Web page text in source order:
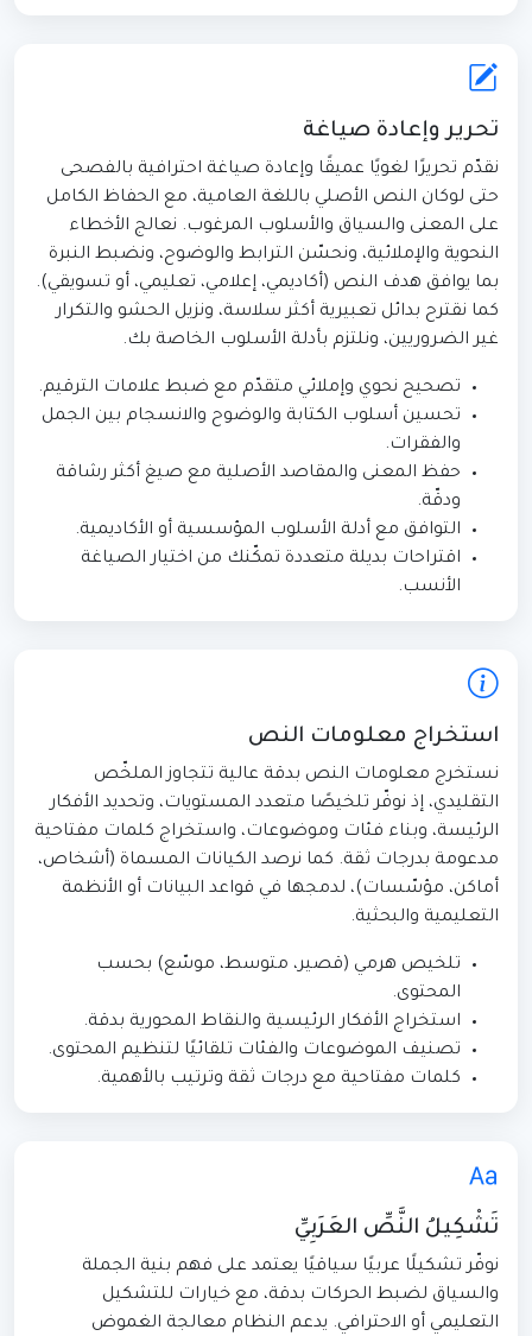
تحرير وإعادة صياغة
نقدّم تحريرًا لغويًا عميقًا وإعادة صياغة احترافية بالفصحى
حتى لوكان النص الأصلي باللغة العامية، مع الحفاظ الكامل
على المعنى والسياق والأسلوب المرغوب. نعالج الأخطاء
النحوية والإملائية، ونحسّن الترابط والوضوح، ونضبط النبرة
بما يوافق هدف النص (أكاديمي، إعلامي، تعليمي، أو تسويقي).
كما نقترح بدائل تعبيرية أكثر سلاسة، ونزيل الحشو والتكرار
غير الضروريين، ونلتزم بأدلة الأسلوب الخاصة بك.
تصحيح نحوي وإملائي متقدّم مع ضبط علامات الترقيم.
تحسين أسلوب الكتابة والوضوح والانسجام بين الجمل
والفقرات.
حفظ المعنى والمقاصد الأصلية مع صيغ أكثر رشاقة
ودقّة.
التوافق مع أدلة الأسلوب المؤسسية أو الأكاديمية.
اقتراحات بديلة متعددة تمكّنك من اختيار الصياغة
الأنسب.
استخراج معلومات النص
نستخرج معلومات النص بدقة عالية تتجاوز الملخّص
التقليدي، إذ نوفّر تلخيصًا متعدد المستويات، وتحديد الأفكار
الرئيسة، وبناء فئات وموضوعات، واستخراج كلمات مفتاحية
مدعومة بدرجات ثقة. كما نرصد الكيانات المسماة (أشخاص،
أماكن، مؤسّسات)، لدمجها في قواعد البيانات أو الأنظمة
التعليمية والبحثية.
تلخيص هرمي (قصير، متوسط، موسّع) بحسب
المحتوى.
استخراج الأفكار الرئيسية والنقاط المحورية بدقة.
تصنيف الموضوعات والفئات تلقائيًا لتنظيم المحتوى.
كلمات مفتاحية مع درجات ثقة وترتيب بالأهمية.
تَشْكِيلُ النَّصِّ العَرَبِيِّ
نوفّر تشكيلًا عربيًا سياقيًا يعتمد على فهم بنية الجملة
والسياق لضبط الحركات بدقة، مع خيارات للتشكيل
التعليمي أو الاحترافي. يدعم النظام معالجة الغموض